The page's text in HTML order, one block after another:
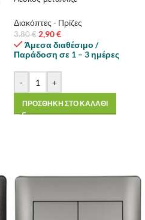
Διακόπτες - Πρίζες
3,80€ 2,90€
Άμεσα διαθέσιμο /
Παράδοση σε 1 – 3 ημέρες
- +
ΠΡΟΣΘΗΚΗ ΣΤΟ ΚΑΛΑΘΙ